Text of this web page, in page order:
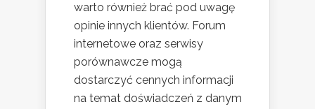
warto również brać pod uwagę
opinie innych klientów. Forum
internetowe oraz serwisy
porównawcze mogą
dostarczyć cennych informacji
na temat doświadczeń z danym